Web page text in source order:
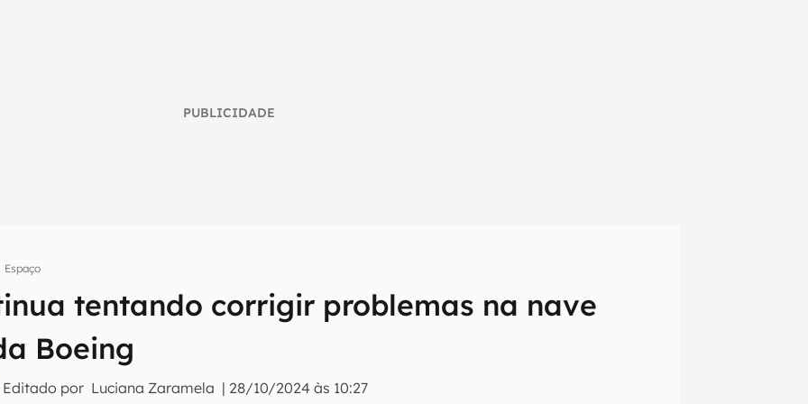
PUBLICIDADE
Espaço
tentando corrigir problemas na nave
Boeing
Editado por Luciana Zaramela | 28/10/2024 às 10:27
inteligente do mundo tech!
do Canaltech e receba notícias e reviews sobre tecnologia em primeira